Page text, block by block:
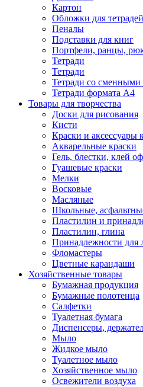
Картон
Обложки для
Пеналы
Подставки для книг
Портфели, ранцы,
Тетради
Тетради
Тетради со сменными
Тетради формата А4
Товары для творчества
Доски для рисования
Кисти
Краски и аксессуары
Акварельные краски
Гель, блестки, клей
Гуашевые краски
Мелки
Восковые
Масляные
Школьные,
Пластилин и
Пластилин, глина
Принадлежности для
Фломастеры
Цветные карандаши
Хозяйственные товары
Бумажная продукция
Бумажные полотенца
Салфетки
Туалетная бумага
Диспенсеры,
Мыло
Жидкое мыло
Туалетное мыло
Хозяйственное мыло
Освежители воздуха